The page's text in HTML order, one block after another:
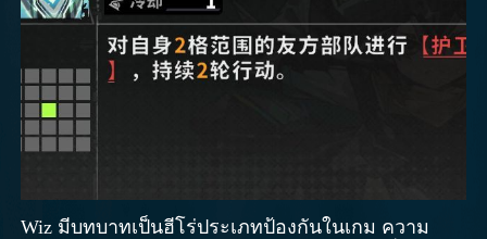
Wiz มีบทบาทเป็นฮีโร่ประเภทป้องกันในเกม ความ